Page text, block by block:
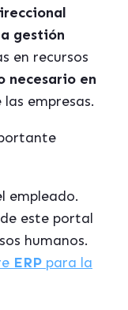
gestión
en recursos
necesario en
las empresas.
empleado.
este portal
humanos.
ERP para la